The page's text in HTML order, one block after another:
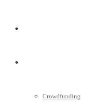
Crowdfunding